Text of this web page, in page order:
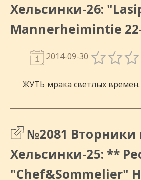
Хельсинки-26:
Mannerheimintie
2014-09-30
ЖУТЬ мрака светлых времен.
№2081 Вторники
Хельсинки-25: **
"Chef&Sommelier"